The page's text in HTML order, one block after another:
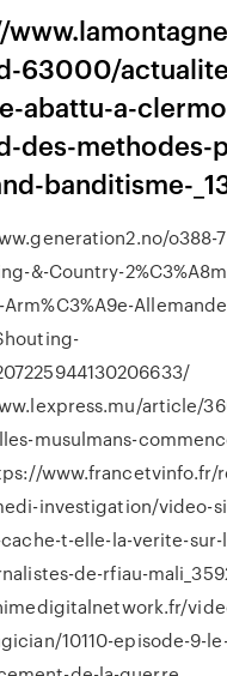
63000/
abattu-a-
des-methodes-
banditisme-
o388-
&-Country-
article/
musulmans-
www.francetvinfo.fr/
investigation/video-
t-elle-la-verite-
de-rfiau-
10110-episode-9-